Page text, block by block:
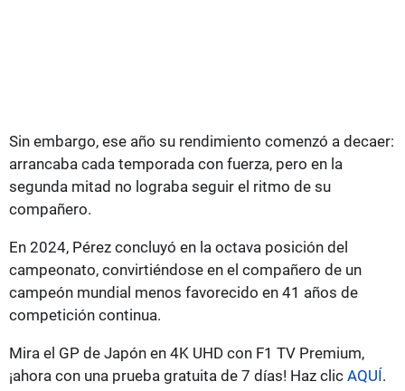
Sin embargo, ese año su rendimiento comenzó a decaer:
arrancaba cada temporada con fuerza, pero en la
segunda mitad no lograba seguir el ritmo de su
compañero.
En 2024, Pérez concluyó en la octava posición del
campeonato, convirtiéndose en el compañero de un
campeón mundial menos favorecido en 41 años de
competición continua.
Mira el GP de Japón en 4K UHD con F1 TV Premium,
¡ahora con una prueba gratuita de 7 días! Haz clic AQUÍ.